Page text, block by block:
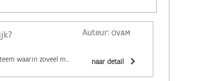
Auteur: OVAM
‌De circulaire economie is een economisch systeem waarin zoveel mogelijk producten en grondstoffen hergebruikt of hoogwaardig gerecycleerd worden. Materialen zijn (volledig) recycleerbaar of afbreekbaar, spullen worden hersteld, hebben een hoge tweedehandswaarde, zijn ‘upgradebaar’, kunnen makkelijk gedemonteerd worden en omgevormd tot nieuwe producten ... Zo wordt maximaal vermeden dat spullen hun waarde verliezen. De circulaire economie biedt een alternatief voor het huidige lineaire systeem. Daarin worden grondstoffen omgezet in producten die aan het einde van hun leven massaal afval worden. De Ellen MacArthur Foundation maakte er een inzichtelijk filmpje over: naar detail